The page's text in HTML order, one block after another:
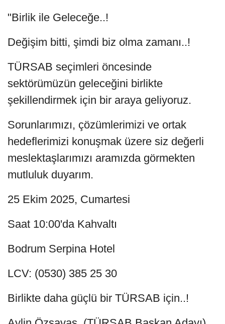
"Birlik ile Geleceğe..!
Değişim bitti, şimdi biz olma zamanı..!
TÜRSAB seçimleri öncesinde
sektörümüzün geleceğini birlikte
şekillendirmek için bir araya geliyoruz.
Sorunlarımızı, çözümlerimizi ve ortak
hedeflerimizi konuşmak üzere siz değerli
meslektaşlarımızı aramızda görmekten
mutluluk duyarım.
25 Ekim 2025, Cumartesi
Saat 10:00'da Kahvaltı
Bodrum Serpina Hotel
LCV: (0530) 385 25 30
Birlikte daha güçlü bir TÜRSAB için..!